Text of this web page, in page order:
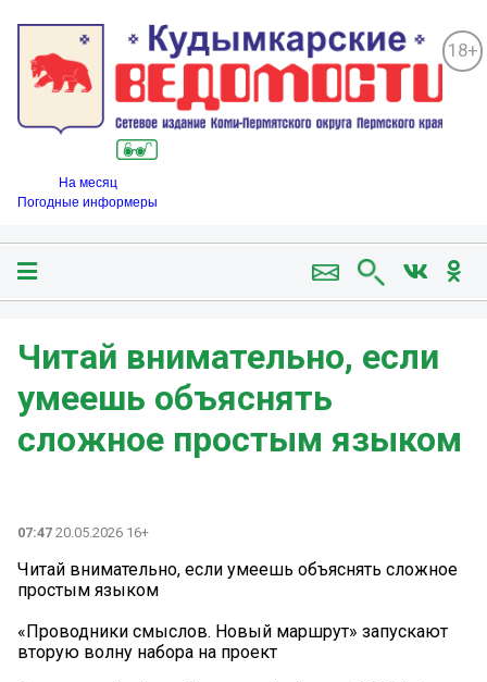
18+
На месяц
Погодные информеры
Читай внимательно, если
умеешь объяснять
сложное простым языком
07:47 20.05.2026 16+
Читай внимательно, если умеешь объяснять сложное
простым языком ️
«Проводники смыслов. Новый маршрут» запускают
вторую волну набора на проект